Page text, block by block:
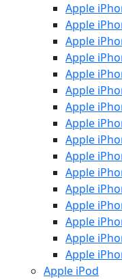
Apple
Apple
Apple
Apple
Apple
Apple
Apple
Apple
Apple
Apple
Apple
Apple
Apple
Apple
Apple
Apple
Apple iPod